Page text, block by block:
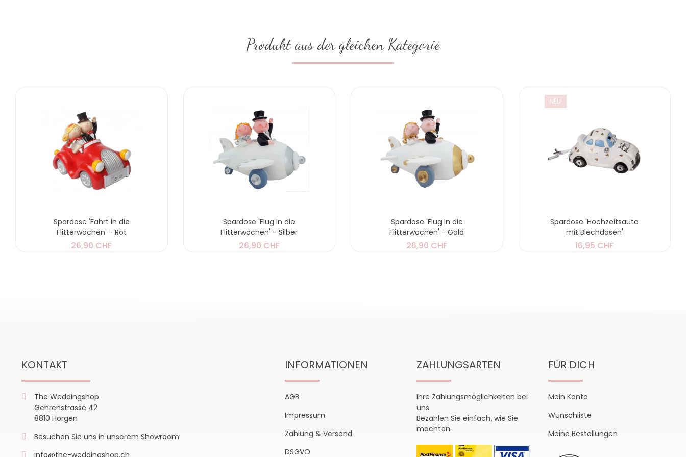
Produkt aus der gleichen Kategorie
Spardose 'Fahrt in die
Flitterwochen' - Rot
26,90 CHF
Spardose 'Flug in die
Flitterwochen' - Silber
26,90 CHF
Spardose 'Flug in die
Flitterwochen' - Gold
26,90 CHF
NEU
Spardose 'Hochzeitsauto
mit Blechdosen'
16,95 CHF
KONTAKT
The Weddingshop
Gehrenstrasse 42
8810 Horgen
Besuchen Sie uns in unserem Showroom
INFORMATIONEN
AGB
Impressum
Zahlung & Versand
DSGVO
ZAHLUNGSARTEN
Ihre Zahlungsmöglichkeiten bei
uns
Bezahlen Sie einfach, wie Sie
möchten.
FÜR DICH
Mein Konto
Wunschliste
Meine Bestellungen